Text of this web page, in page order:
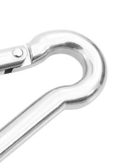
неръждаема стомана,
institutions
цел.
си с бутона "Добави в